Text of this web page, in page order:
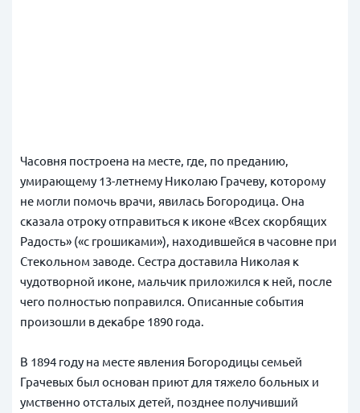
Часовня построена на месте, где, по преданию,
умирающему 13-летнему Николаю Грачеву, которому
не могли помочь врачи, явилась Богородица. Она
сказала отроку отправиться к иконе «Всех скорбящих
Радость» («с грошиками»), находившейся в часовне при
Стекольном заводе. Сестра доставила Николая к
чудотворной иконе, мальчик приложился к ней, после
чего полностью поправился. Описанные события
произошли в декабре 1890 года.
В 1894 году на месте явления Богородицы семьей
Грачевых был основан приют для тяжело больных и
умственно отсталых детей, позднее получивший